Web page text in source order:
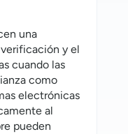
una
y el
cuando las
como
electrónicas
al
pueden